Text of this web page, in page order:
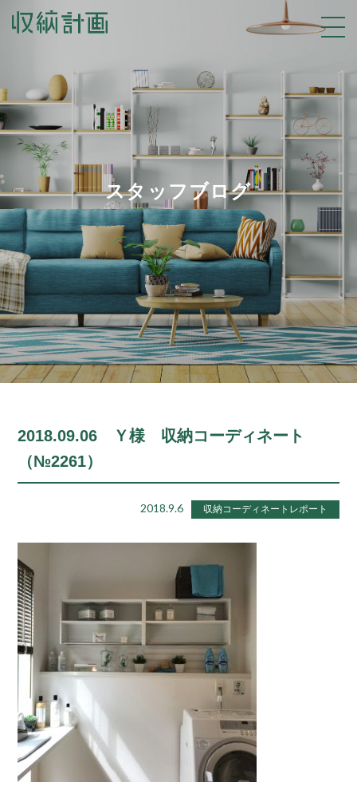
スタッフブログ
2018.09.06 Ｙ様 収納コーディネート
（№2261）
2018.9.6 収納コーディネートレポート